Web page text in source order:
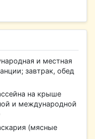
и местная
завтрак, обед
на крыше
и международной
(мясные